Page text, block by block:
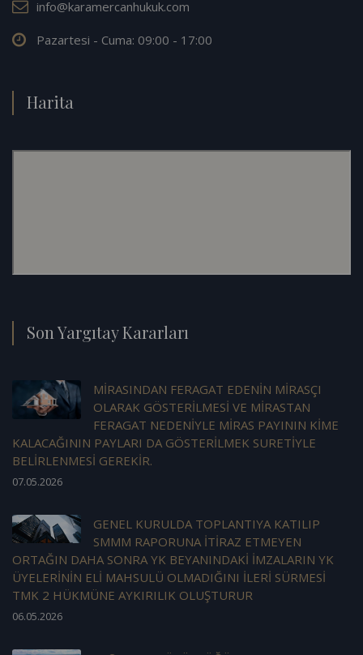
info@karamercanhukuk.com
Pazartesi - Cuma: 09:00 - 17:00
Harita
Son Yargıtay Kararları
MİRASINDAN FERAGAT EDENİN MİRASÇI
OLARAK GÖSTERİLMESİ VE MİRASTAN
FERAGAT NEDENİYLE MİRAS PAYININ KİME
KALACAĞININ PAYLARI DA GÖSTERİLMEK SURETİYLE
BELİRLENMESİ GEREKİR.
07.05.2026
GENEL KURULDA TOPLANTIYA KATILIP
SMMM RAPORUNA İTİRAZ ETMEYEN
ORTAĞIN DAHA SONRA YK BEYANINDAKİ İMZALARIN YK
ÜYELERİNİN ELİ MAHSULÜ OLMADIĞINI İLERİ SÜRMESİ
TMK 2 HÜKMÜNE AYKIRILIK OLUŞTURUR
06.05.2026